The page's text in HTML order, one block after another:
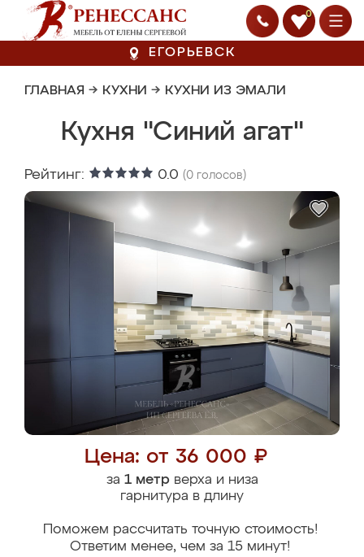
0
ЕГОРЬЕВСК
ГЛАВНАЯ → КУХНИ → КУХНИ ИЗ ЭМАЛИ
Кухня "Синий агат"
Рейтинг: 0.0 (0 голосов)
Цена: от 36 000 ₽
за 1 метрверха и низа
гарнитура в длину
Поможем рассчитать точную стоимость!
Ответим менее, чем за 15 минут!